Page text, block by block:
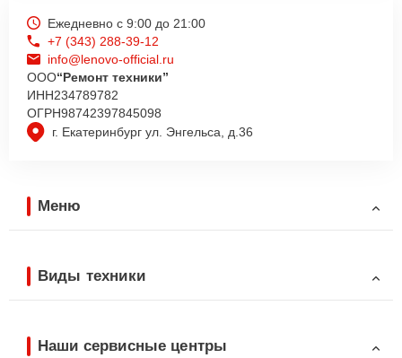
г. Екатеринбург ул. Энгельса, д.36
Ежедневно с 9:00 до 21:00
+7 (343) 288-39-12
info@lenovo-official.ru
ООО“Ремонт техники”
ИНН234789782
ОГРН98742397845098
Меню
Виды техники
Наши сервисные центры